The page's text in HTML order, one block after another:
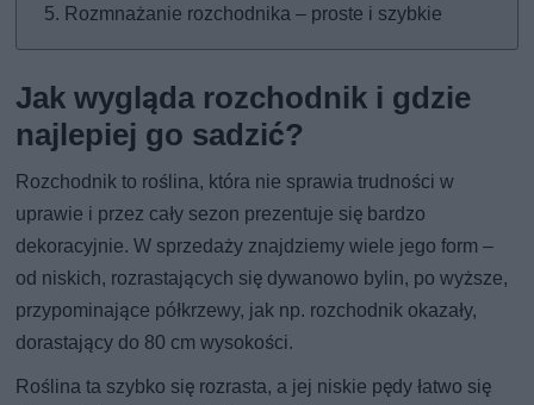
Rozmnażanie rozchodnika – proste i szybkie
Jak wygląda rozchodnik i gdzie
najlepiej go sadzić?
Rozchodnik to roślina, która nie sprawia trudności w
uprawie i przez cały sezon prezentuje się bardzo
dekoracyjnie. W sprzedaży znajdziemy wiele jego form –
od niskich, rozrastających się dywanowo bylin, po wyższe,
przypominające półkrzewy, jak np. rozchodnik okazały,
dorastający do 80 cm wysokości.
Roślina ta szybko się rozrasta, a jej niskie pędy łatwo się